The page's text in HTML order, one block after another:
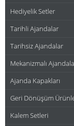
Hediyelik Setler
Tarihli Ajandalar
Tarihsiz Ajandalar
Mekanizmalı
Ajanda Kapakları
Geri Dönüşüm
Kalem Setleri